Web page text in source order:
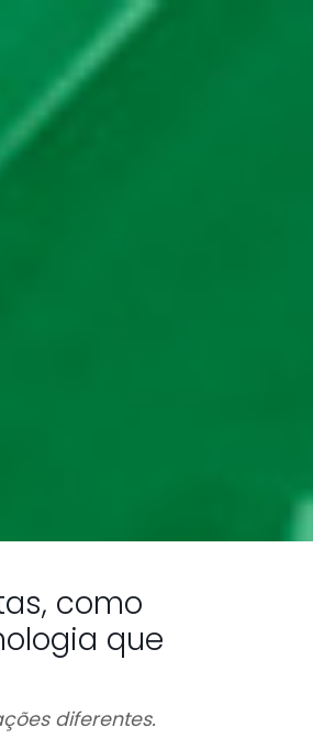
como
que
diferentes.